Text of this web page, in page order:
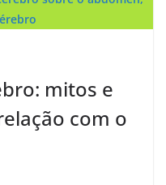
mitos e
com o